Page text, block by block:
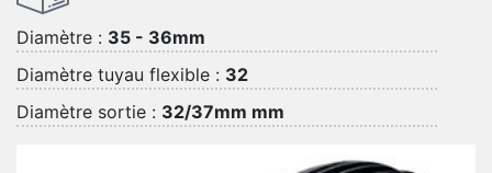
Diamètre : 35 - 36mm
Diamètre tuyau flexible : 32
Diamètre sortie : 32/37mm mm